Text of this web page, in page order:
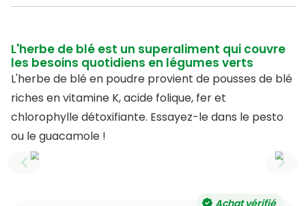
L'herbe de blé est un superaliment qui couvre
les besoins quotidiens en légumes verts
L'herbe de blé en poudre provient de pousses de blé
riches en vitamine K, acide folique, fer et
chlorophylle détoxifiante. Essayez-le dans le pesto
ou le guacamole !
Previous slide
Achat vérifié